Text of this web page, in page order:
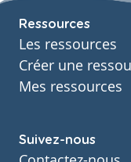
Ressources
Les ressources
Créer une
Mes ressources
Suivez-nous